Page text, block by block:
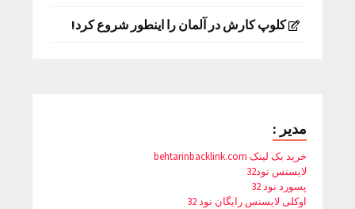
کلوپ کارش در آلمان را اینطور شروع کرد!
مدیر :
خرید بک لینک behtarinbacklink.com
لایسنس نود32
پسورد نود 32
اوکلی لایسنس رایگان نود 32